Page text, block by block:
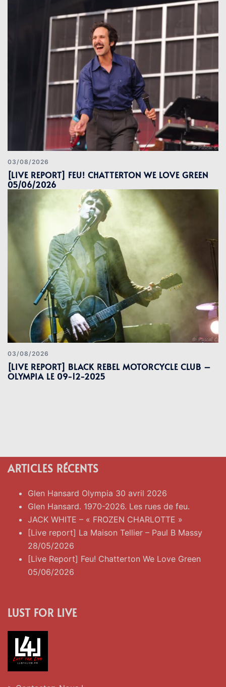
03/08/2026
[LIVE REPORT] FEU! CHATTERTON WE LOVE GREEN
05/06/2026
03/08/2026
[LIVE REPORT] BLACK REBEL MOTORCYCLE CLUB –
OLYMPIA LE 09-12-2025
ARTICLES RÉCENTS
Glen Hansard Olympia 30 avril 2026
Glen Hansard. 1970-2026. Les rues de feu.
JACK WHITE – « FROZEN CHARLOTTE »
[Live report] La Maison Tellier – Paul B Massy
28/05/2026
[Live Report] Feu! Chatterton We Love Green
05/06/2026
LUST FOR LIVE